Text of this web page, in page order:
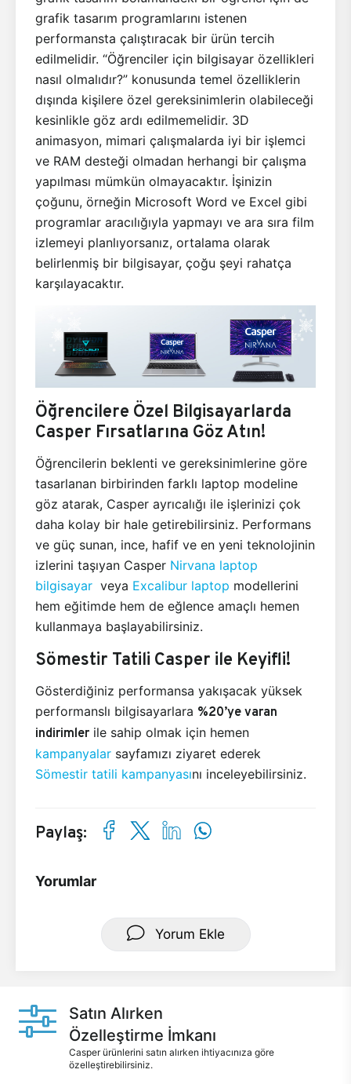
grafik tasarım programlarını istenen
performansta çalıştıracak bir ürün tercih
edilmelidir. “Öğrenciler için bilgisayar özellikleri
nasıl olmalıdır?” konusunda temel özelliklerin
dışında kişilere özel gereksinimlerin olabileceği
kesinlikle göz ardı edilmemelidir. 3D
animasyon, mimari çalışmalarda iyi bir işlemci
ve RAM desteği olmadan herhangi bir çalışma
yapılması mümkün olmayacaktır. İşinizin
çoğunu, örneğin Microsoft Word ve Excel gibi
programlar aracılığıyla yapmayı ve ara sıra film
izlemeyi planlıyorsanız, ortalama olarak
belirlenmiş bir bilgisayar, çoğu şeyi rahatça
karşılayacaktır.
Öğrencilere Özel Bilgisayarlarda
Casper Fırsatlarına Göz Atın!
Öğrencilerin beklenti ve gereksinimlerine göre
tasarlanan birbirinden farklı laptop modeline
göz atarak, Casper ayrıcalığı ile işlerinizi çok
daha kolay bir hale getirebilirsiniz. Performans
ve güç sunan, ince, hafif ve en yeni teknolojinin
izlerini taşıyan Casper Nirvana laptop
bilgisayar veya Excalibur laptop modellerini
hem eğitimde hem de eğlence amaçlı hemen
kullanmaya başlayabilirsiniz.
Sömestir Tatili Casper ile Keyifli!
Gösterdiğiniz performansa yakışacak yüksek
performanslı bilgisayarlara %20’ye varan
indirimler ile sahip olmak için hemen
kampanyalar sayfamızı ziyaret ederek
Sömestir tatili kampanyasını inceleyebilirsiniz.
Paylaş:
Yorumlar
Yorum Ekle
Satın Alırken
Özelleştirme İmkanı
Casper ürünlerini satın alırken ihtiyacınıza göre
özelleştirebilirsiniz.